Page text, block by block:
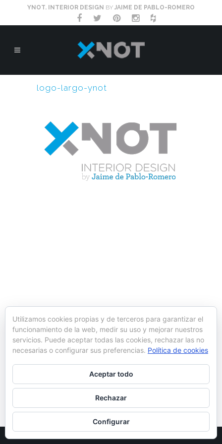
YNOT. INTERIOR DESIGN BY JAIME DE PABLO-ROMERO
logo-largo-ynot
Utilizamos cookies propias y de terceros para garantizar el
funcionamiento de la web, medir su uso y mejorar nuestros
servicios. Puede aceptar todas las cookies, rechazar las no
necesarias o configurar sus preferencias. Política de cookies
Aceptar todo
Rechazar
Configurar